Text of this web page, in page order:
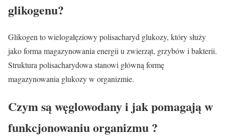
glikogenu?
Glikogen to wielogałęziowy polisacharyd glukozy, który służy
jako forma magazynowania energii u zwierząt, grzybów i bakterii.
Struktura polisacharydowa stanowi główną formę
magazynowania glukozy w organizmie.
Czym są węglowodany i jak pomagają w
funkcjonowaniu organizmu ?